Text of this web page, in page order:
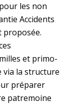
les non
Accidents
proposée.
et primo-
via la structure
préparer
patremoine